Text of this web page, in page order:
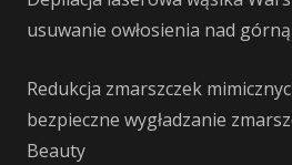
usuwanie owłosienia nad
Redukcja zmarszczek
bezpieczne wygładzanie
Beauty